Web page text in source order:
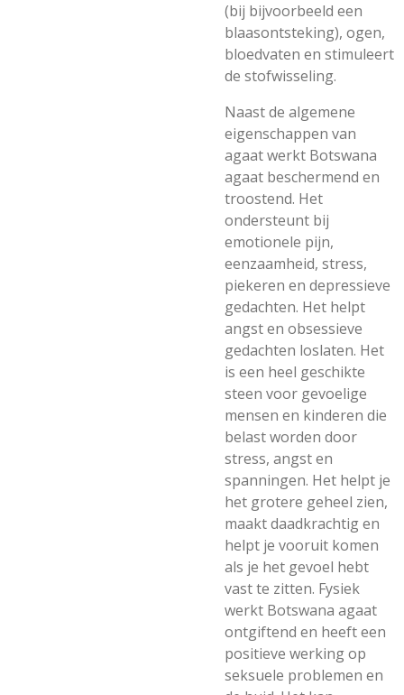
(bij bijvoorbeeld een
blaasontsteking), ogen,
bloedvaten en stimuleert
de stofwisseling.
Naast de algemene
eigenschappen van
agaat werkt Botswana
agaat beschermend en
troostend. Het
ondersteunt bij
emotionele pijn,
eenzaamheid, stress,
piekeren en depressieve
gedachten. Het helpt
angst en obsessieve
gedachten loslaten. Het
is een heel geschikte
steen voor gevoelige
mensen en kinderen die
belast worden door
stress, angst en
spanningen. Het helpt je
het grotere geheel zien,
maakt daadkrachtig en
helpt je vooruit komen
als je het gevoel hebt
vast te zitten. Fysiek
werkt Botswana agaat
ontgiftend en heeft een
positieve werking op
seksuele problemen en